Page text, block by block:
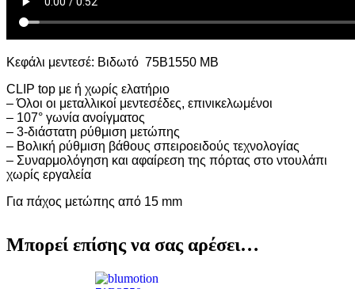
Κεφάλι μεντεσέ: Βιδωτό 75B1550 MB
CLIP top με ή χωρίς ελατήριο
– Όλοι οι μεταλλικοί μεντεσέδες, επινικελωμένοι
– 107° γωνία ανοίγματος
– 3-διάστατη ρύθμιση μετώπης
– Βολική ρύθμιση βάθους σπειροειδούς τεχνολογίας
– Συναρμολόγηση και αφαίρεση της πόρτας στο ντουλάπι
χωρίς εργαλεία
Για πάχος μετώπης από 15 mm
Μπορεί επίσης να σας αρέσει…